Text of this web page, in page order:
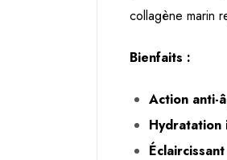
collagène marin
Bienfaits :
Action anti-
Hydratation